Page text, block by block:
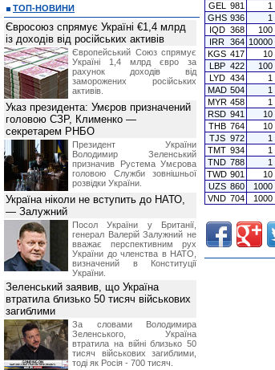
GEL
981 1
GHS 936 1
IQD 368 100
IRR 364 10000
KGS 417 10
LBP 422 100
LYD 434 1
MAD 504 1
MYR 458 1
RSD 941 10
THB 764 10
TJS 972 1
TMT 934 1
TND 788 1
TWD 901 10
UZS 860 1000
VND 704 1000
ТОП-НОВИНИ
Євросоюз спрямує Україні €1,4 млрд
із доходів від російських активів
Європейський Союз спрямує
Україні 1,4 млрд євро за
рахунок доходів від
заморожених російських
активів.
Указ президента: Умєров призначений
головою СЗР, Клименко —
секретарем РНБО
Президент України
Володимир Зеленський
призначив Pустема Умєрова
головою Служби зовнішньої
розвідки України.
Україна ніколи не вступить до НАТО,
— Залужний
Посол України у Британії,
генерал Валерій Залужний не
вважає перспективним рух
України до членства в НАТО,
визначений в Конституції
України.
Зеленський заявив, що Україна
втратила близько 50 тисяч військових
загиблими
За словами Володимира
Зеленського, Україна
втратила на війні близько 50
тисяч військових загиблими,
тоді як Росія - 700 тисяч.